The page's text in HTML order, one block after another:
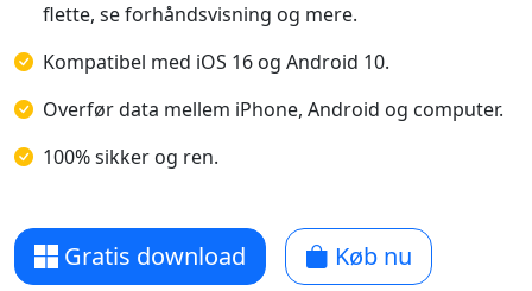
flette, se forhåndsvisning og mere.
Kompatibel med iOS 16 og Android 10.
Overfør data mellem iPhone, Android og computer.
100% sikker og ren.
Gratis download Køb nu